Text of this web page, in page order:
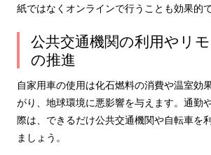
紙ではなくオンラインで行うことも効果的で
公共交通機関の利用やリ
の推進
自家用車の使用は化石燃料の消費や温室効
がり、地球環境に悪影響を与えます。通勤
際は、できるだけ公共交通機関や自転車を
ましょう。